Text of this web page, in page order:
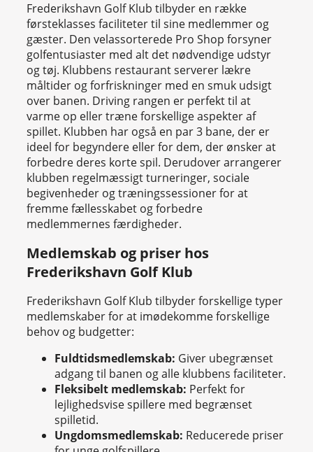
Frederikshavn Golf Klub tilbyder en række
førsteklasses faciliteter til sine medlemmer og
gæster. Den velassorterede Pro Shop forsyner
golfentusiaster med alt det nødvendige udstyr
og tøj. Klubbens restaurant serverer lækre
måltider og forfriskninger med en smuk udsigt
over banen. Driving rangen er perfekt til at
varme op eller træne forskellige aspekter af
spillet. Klubben har også en par 3 bane, der er
ideel for begyndere eller for dem, der ønsker at
forbedre deres korte spil. Derudover arrangerer
klubben regelmæssigt turneringer, sociale
begivenheder og træningssessioner for at
fremme fællesskabet og forbedre
medlemmernes færdigheder.
Medlemskab og priser hos
Frederikshavn Golf Klub
Frederikshavn Golf Klub tilbyder forskellige typer
medlemskaber for at imødekomme forskellige
behov og budgetter:
Fuldtidsmedlemskab: Giver ubegrænset
adgang til banen og alle klubbens faciliteter.
Fleksibelt medlemskab: Perfekt for
lejlighedsvise spillere med begrænset
spilletid.
Ungdomsmedlemskab: Reducerede priser